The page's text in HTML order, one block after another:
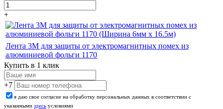
+
Лента 3M для защиты от электромагнитных помех из
алюминиевой фольги 1170
Купить в 1 клик
+7
я даю свое согласие на обработку персональных данных в соответствии с
указанными здесь условиями